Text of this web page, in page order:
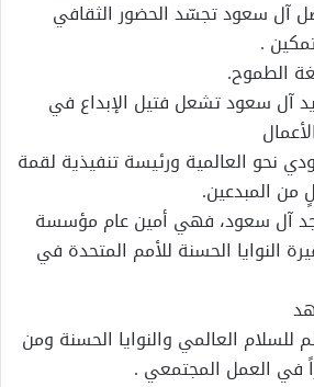
آل سعود تجسّد الحضور الثقافي
.
الطموح.
آل سعود تشعل فتيل الإبداع في
نحو العالمية ورئيسة تنفيذية لقمة
من المبدعين.
آل سعود، فهي أمين عام مؤسسة
النوايا الحسنة للأمم المتحدة في
العالمي والنوايا الحسنة ومن
في العمل المجتمعي .